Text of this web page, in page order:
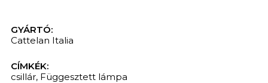
GYÁRTÓ:
Cattelan Italia
CÍMKÉK:
csillár, Függesztett lámpa